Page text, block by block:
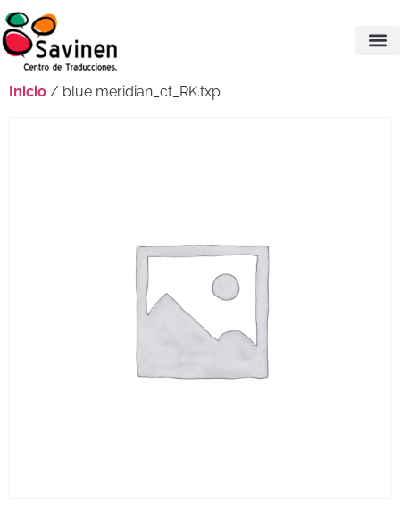
Inicio / blue meridian_ct_RK.txp